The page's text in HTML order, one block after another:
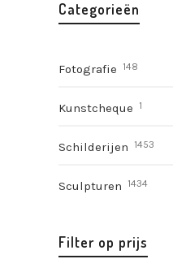
Categorieën
Fotografie 148
Kunstcheque 1
Schilderijen 1453
Sculpturen 1434
Filter op prijs